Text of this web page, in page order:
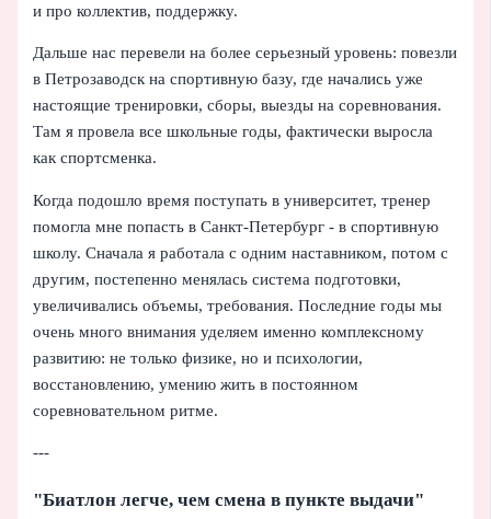
и про коллектив, поддержку.
Дальше нас перевели на более серьезный уровень: повезли
в Петрозаводск на спортивную базу, где начались уже
настоящие тренировки, сборы, выезды на соревнования.
Там я провела все школьные годы, фактически выросла
как спортсменка.
Когда подошло время поступать в университет, тренер
помогла мне попасть в Санкт‑Петербург - в спортивную
школу. Сначала я работала с одним наставником, потом с
другим, постепенно менялась система подготовки,
увеличивались объемы, требования. Последние годы мы
очень много внимания уделяем именно комплексному
развитию: не только физике, но и психологии,
восстановлению, умению жить в постоянном
соревновательном ритме.
---
"Биатлон легче, чем смена в пункте выдачи"